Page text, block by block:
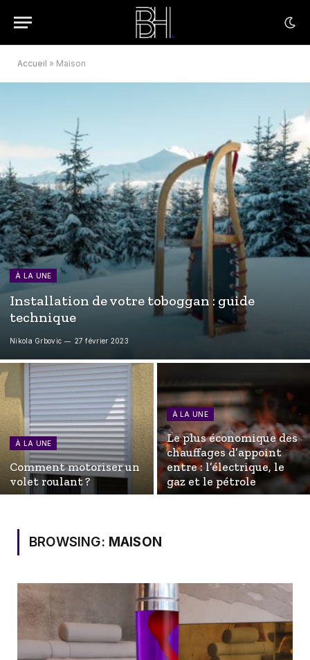
Accueil » Maison
À LA UNE
Installation de votre toboggan : guide
technique
Nikola Grbovic 27 février 2023
À LA UNE
Comment motoriser un
volet roulant ?
À LA UNE
Le plus économique des
chauffages d’appoint
entre : l’électrique, le
gaz et le pétrole
BROWSING: MAISON